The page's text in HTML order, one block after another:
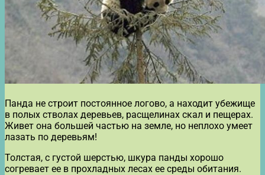
Панда не строит постоянное логово, а находит убежище
в полых стволах деревьев, расщелинах скал и пещерах.
Живет она большей частью на земле, но неплохо умеет
лазать по деревьям!
Толстая, с густой шерстью, шкура панды хорошо
согревает ее в прохладных лесах ее среды обитания.